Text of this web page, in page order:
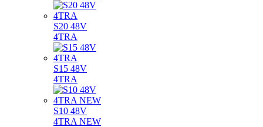
S20 48V
4TRA
S15 48V
4TRA
S10 48V
4TRA NEW